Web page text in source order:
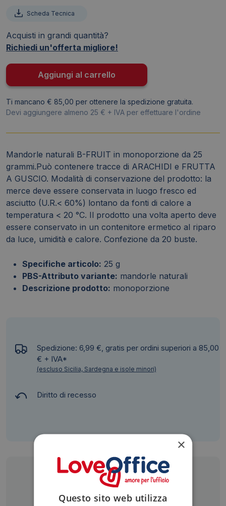
25
-
01-
1772
(conf.20)
Scheda Tecnica
Acquisti in grandi quantità?
Richiedi un'offerta migliore!
Aggiungi al carrello
Ti mancano € 85,00 per ottenere la spedizione gratuita.
Devi aggiungere almeno 25 € + IVA per effettuare l'ordine
Mandorle naturali B-FRUIT in monoporzione da 25
grammi.Può contenere tracce di ARACHIDI e FRUTTA
A GUSCIO. Modalità di conservazione del prodotto: la
merce deve essere conservata in luogo fresco ed
asciutto (U.R.< 60%) lontano da fonti di calore a
temperatura < 20 °C. Il prodotto una volta aperto deve
essere conservato in un contenitore ermetico al riparo
da luce, umidità e calore. Confezione da 20 buste.
Specifiche articolo: 25 g
PBS-Attributo variante: mandorle naturali
Descrizione prodotto: monoporzione
Spedizione: 6,99 €, gratis per ordini superiori a 85,00
€ + IVA*
(escluso Sicilia, Sardegna e isole minori)
Diritto di recesso
Siamo presenti su
×
Questo sito web utilizza